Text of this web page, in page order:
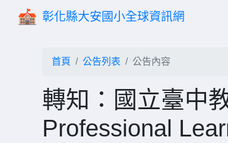
彰化縣大安國小全球資訊網
首頁 公告列表 公告內容
轉知：國立臺中
Professional